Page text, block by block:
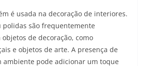
é usada na decoração de interiores.
polidas são frequentemente
de decoração, como
e objetos de arte. A presença de
ambiente pode adicionar um toque